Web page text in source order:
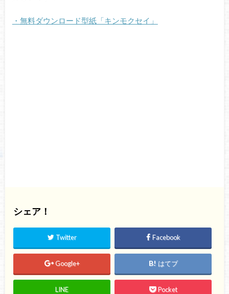
・無料ダウンロード型紙「キンモクセイ」
シェア！
Twitter Facebook
Google+ はてブ
LINE Pocket